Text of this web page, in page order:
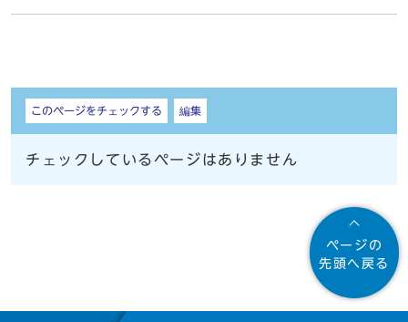
しおり
このページをチェックする 編集
チェックしているページはありません
ページの
先頭へ戻る